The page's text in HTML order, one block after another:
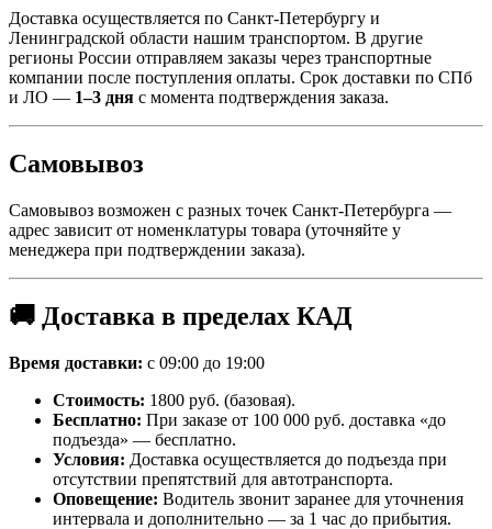
Доставка осуществляется по Санкт-Петербургу и
Ленинградской области нашим транспортом. В другие
регионы России отправляем заказы через транспортные
компании после поступления оплаты. Срок доставки по СПб
и ЛО — 1–3 дня с момента подтверждения заказа.
Самовывоз
Самовывоз возможен с разных точек Санкт-Петербурга —
адрес зависит от номенклатуры товара (уточняйте у
менеджера при подтверждении заказа).
🚚 Доставка в пределах КАД
Время доставки: с 09:00 до 19:00
Стоимость: 1800 руб. (базовая).
Бесплатно: При заказе от 100 000 руб. доставка «до
подъезда» — бесплатно.
Условия: Доставка осуществляется до подъезда при
отсутствии препятствий для автотранспорта.
Оповещение: Водитель звонит заранее для уточнения
интервала и дополнительно — за 1 час до прибытия.